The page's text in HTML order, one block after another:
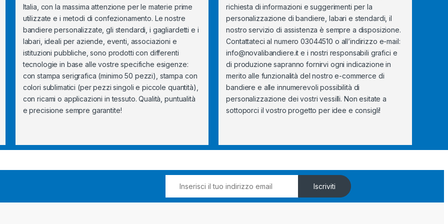
Italia, con la massima attenzione per le materie prime
utilizzate e i metodi di confezionamento. Le nostre
bandiere personalizzate, gli stendardi, i gagliardetti e i
labari, ideali per aziende, eventi, associazioni e
istituzioni pubbliche, sono prodotti con differenti
tecnologie in base alle vostre specifiche esigenze:
con stampa serigrafica (minimo 50 pezzi), stampa con
colori sublimatici (per pezzi singoli e piccole quantità),
con ricami o applicazioni in tessuto. Qualità, puntualità
e precisione sempre garantite!
richiesta di informazioni e suggerimenti per la
personalizzazione di bandiere, labari e stendardi, il
nostro servizio di assistenza è sempre a disposizione.
Contattateci al numero 03044510 o all’indirizzo e-mail:
info@novalibandiere.it e i nostri responsabili grafici e
di produzione sapranno fornirvi ogni indicazione in
merito alle funzionalità del nostro e-commerce di
bandiere e alle innumerevoli possibilità di
personalizzazione dei vostri vessilli. Non esitate a
sottoporci il vostro progetto per idee e consigli!
Iscriviti